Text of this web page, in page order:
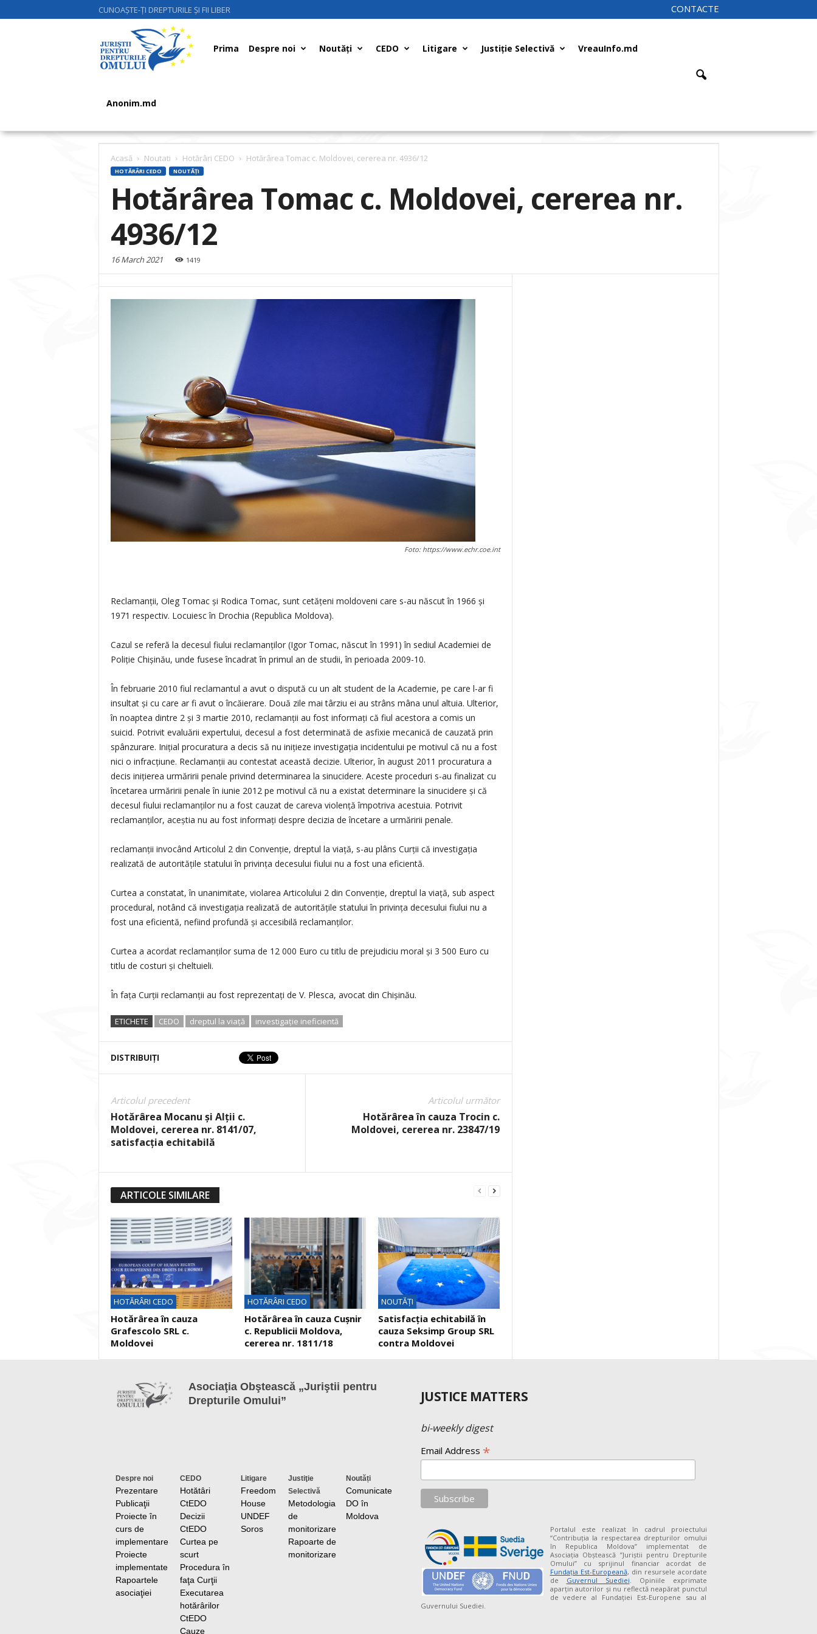
CUNOAȘTE-ȚI DREPTURILE ȘI FII LIBER CONTACTE
Juriştii
Drepturile
Omului
Prima Despre noi Noutăți CEDO Litigare Justiţie Selectivă VreauInfo.md
Anonim.md
Acasă Noutati Hotărâri CEDO Hotărârea Tomac c. Moldovei, cererea nr. 4936/12
HOTĂRÂRI CEDO NOUTĂȚI
Hotărârea Tomac c. Moldovei, cererea nr.
4936/12
16 March 2021 1419
Foto: https://www.echr.coe.int
Reclamanții, Oleg Tomac și Rodica Tomac, sunt cetățeni moldoveni care s-au născut în 1966 și
1971 respectiv. Locuiesc în Drochia (Republica Moldova).
Cazul se referă la decesul fiului reclamanților (Igor Tomac, născut în 1991) în sediul Academiei de
Poliție Chișinău, unde fusese încadrat în primul an de studii, în perioada 2009-10.
În februarie 2010 fiul reclamantul a avut o dispută cu un alt student de la Academie, pe care l-ar fi
insultat și cu care ar fi avut o încăierare. Două zile mai târziu ei au strâns mâna unul altuia. Ulterior,
în noaptea dintre 2 și 3 martie 2010, reclamanții au fost informați că fiul acestora a comis un
suicid. Potrivit evaluării expertului, decesul a fost determinată de asfixie mecanică de cauzată prin
spânzurare. Inițial procuratura a decis să nu inițieze investigația incidentului pe motivul că nu a fost
nici o infracțiune. Reclamanții au contestat această decizie. Ulterior, în august 2011 procuratura a
decis inițierea urmăririi penale privind determinarea la sinucidere. Aceste proceduri s-au finalizat cu
încetarea urmăririi penale în iunie 2012 pe motivul că nu a existat determinare la sinucidere și că
decesul fiului reclamanților nu a fost cauzat de careva violență împotriva acestuia. Potrivit
reclamanților, aceștia nu au fost informați despre decizia de încetare a urmăririi penale.
reclamanții invocând Articolul 2 din Convenție, dreptul la viață, s-au plâns Curții că investigația
realizată de autoritățile statului în privința decesului fiului nu a fost una eficientă.
Curtea a constatat, în unanimitate, violarea Articolului 2 din Convenție, dreptul la viață, sub aspect
procedural, notând că investigația realizată de autoritățile statului în privința decesului fiului nu a
fost una eficientă, nefiind profundă și accesibilă reclamanților.
Curtea a acordat reclamanților suma de 12 000 Euro cu titlu de prejudiciu moral și 3 500 Euro cu
titlu de costuri și cheltuieli.
În fața Curții reclamanții au fost reprezentați de V. Plesca, avocat din Chișinău.
ETICHETE CEDO dreptul la viaţă investigaţie ineficientă
DISTRIBUIȚI
Articolul precedent
Hotărârea Mocanu și Alții c.
Moldovei, cererea nr. 8141/07,
satisfacția echitabilă
Articolul următor
Hotărârea în cauza Trocin c.
Moldovei, cererea nr. 23847/19
ARTICOLE SIMILARE
HOTĂRÂRI CEDO
Hotărârea în cauza
Grafescolo SRL c.
Moldovei
HOTĂRÂRI CEDO
Hotărârea în cauza Cuşnir
c. Republicii Moldova,
cererea nr. 1811/18
NOUTĂȚI
Satisfacția echitabilă în
cauza Seksimp Group SRL
contra Moldovei
Asociaţia Obştească „Juriştii pentru
Drepturile Omului”
Despre noi
Prezentare
Publicaţii
Proiecte în
curs de
implementare
Proiecte
implementate
Rapoartele
asociaţiei
CEDO
Hotătâri
CtEDO
Decizii
CtEDO
Curtea pe
scurt
Procedura în
faţa Curţii
Executarea
hotărârilor
CtEDO
Cauze
Litigare
Freedom
House
UNDEF
Soros
Justiţie
Selectivă
Metodologia
de
monitorizare
Rapoarte de
monitorizare
Noutăți
Comunicate
DO în
Moldova
JUSTICE MATTERS
bi-weekly digest
Email Address *
Portalul este realizat în cadrul proiectului
“Contribuția la respectarea drepturilor omului
în Republica Moldova” implementat de
Asociația Obștească ”Juriștii pentru Drepturile
Omului” cu sprijinul financiar acordat de
Fundaţia Est-Europeană, din resursele acordate
de Guvernul Suediei. Opiniile exprimate
aparţin autorilor şi nu reflectă neapărat punctul
de vedere al Fundației Est-Europene sau al
Guvernului Suediei.